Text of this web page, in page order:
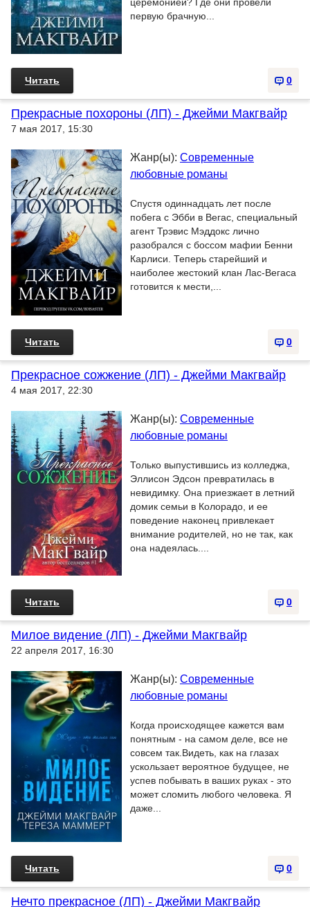
первую брачную...
0
Читать
Прекрасные похороны (ЛП) - Джейми Макгвайр
7 мая 2017, 15:30
Жанр(ы): Современные
любовные романы
Спустя одиннадцать лет после
побега с Эбби в Вегас, специальный
агент Трэвис Мэддокс лично
разобрался с боссом мафии Бенни
Карлиси. Теперь старейший и
наиболее жестокий клан Лас-Вегаса
готовится к мести,...
0
Читать
Прекрасное сожжение (ЛП) - Джейми Макгвайр
4 мая 2017, 22:30
Жанр(ы): Современные
любовные романы
Только выпустившись из колледжа,
Эллисон Эдсон превратилась в
невидимку. Она приезжает в летний
домик семьи в Колорадо, и ее
поведение наконец привлекает
внимание родителей, но не так, как
она надеялась....
0
Читать
Милое видение (ЛП) - Джейми Макгвайр
22 апреля 2017, 16:30
Жанр(ы): Современные
любовные романы
Когда происходящее кажется вам
понятным - на самом деле, все не
совсем так.Видеть, как на глазах
ускользает вероятное будущее, не
успев побывать в ваших руках - это
может сломить любого человека. Я
даже...
0
Читать
Нечто прекрасное (ЛП) - Джейми Макгвайр